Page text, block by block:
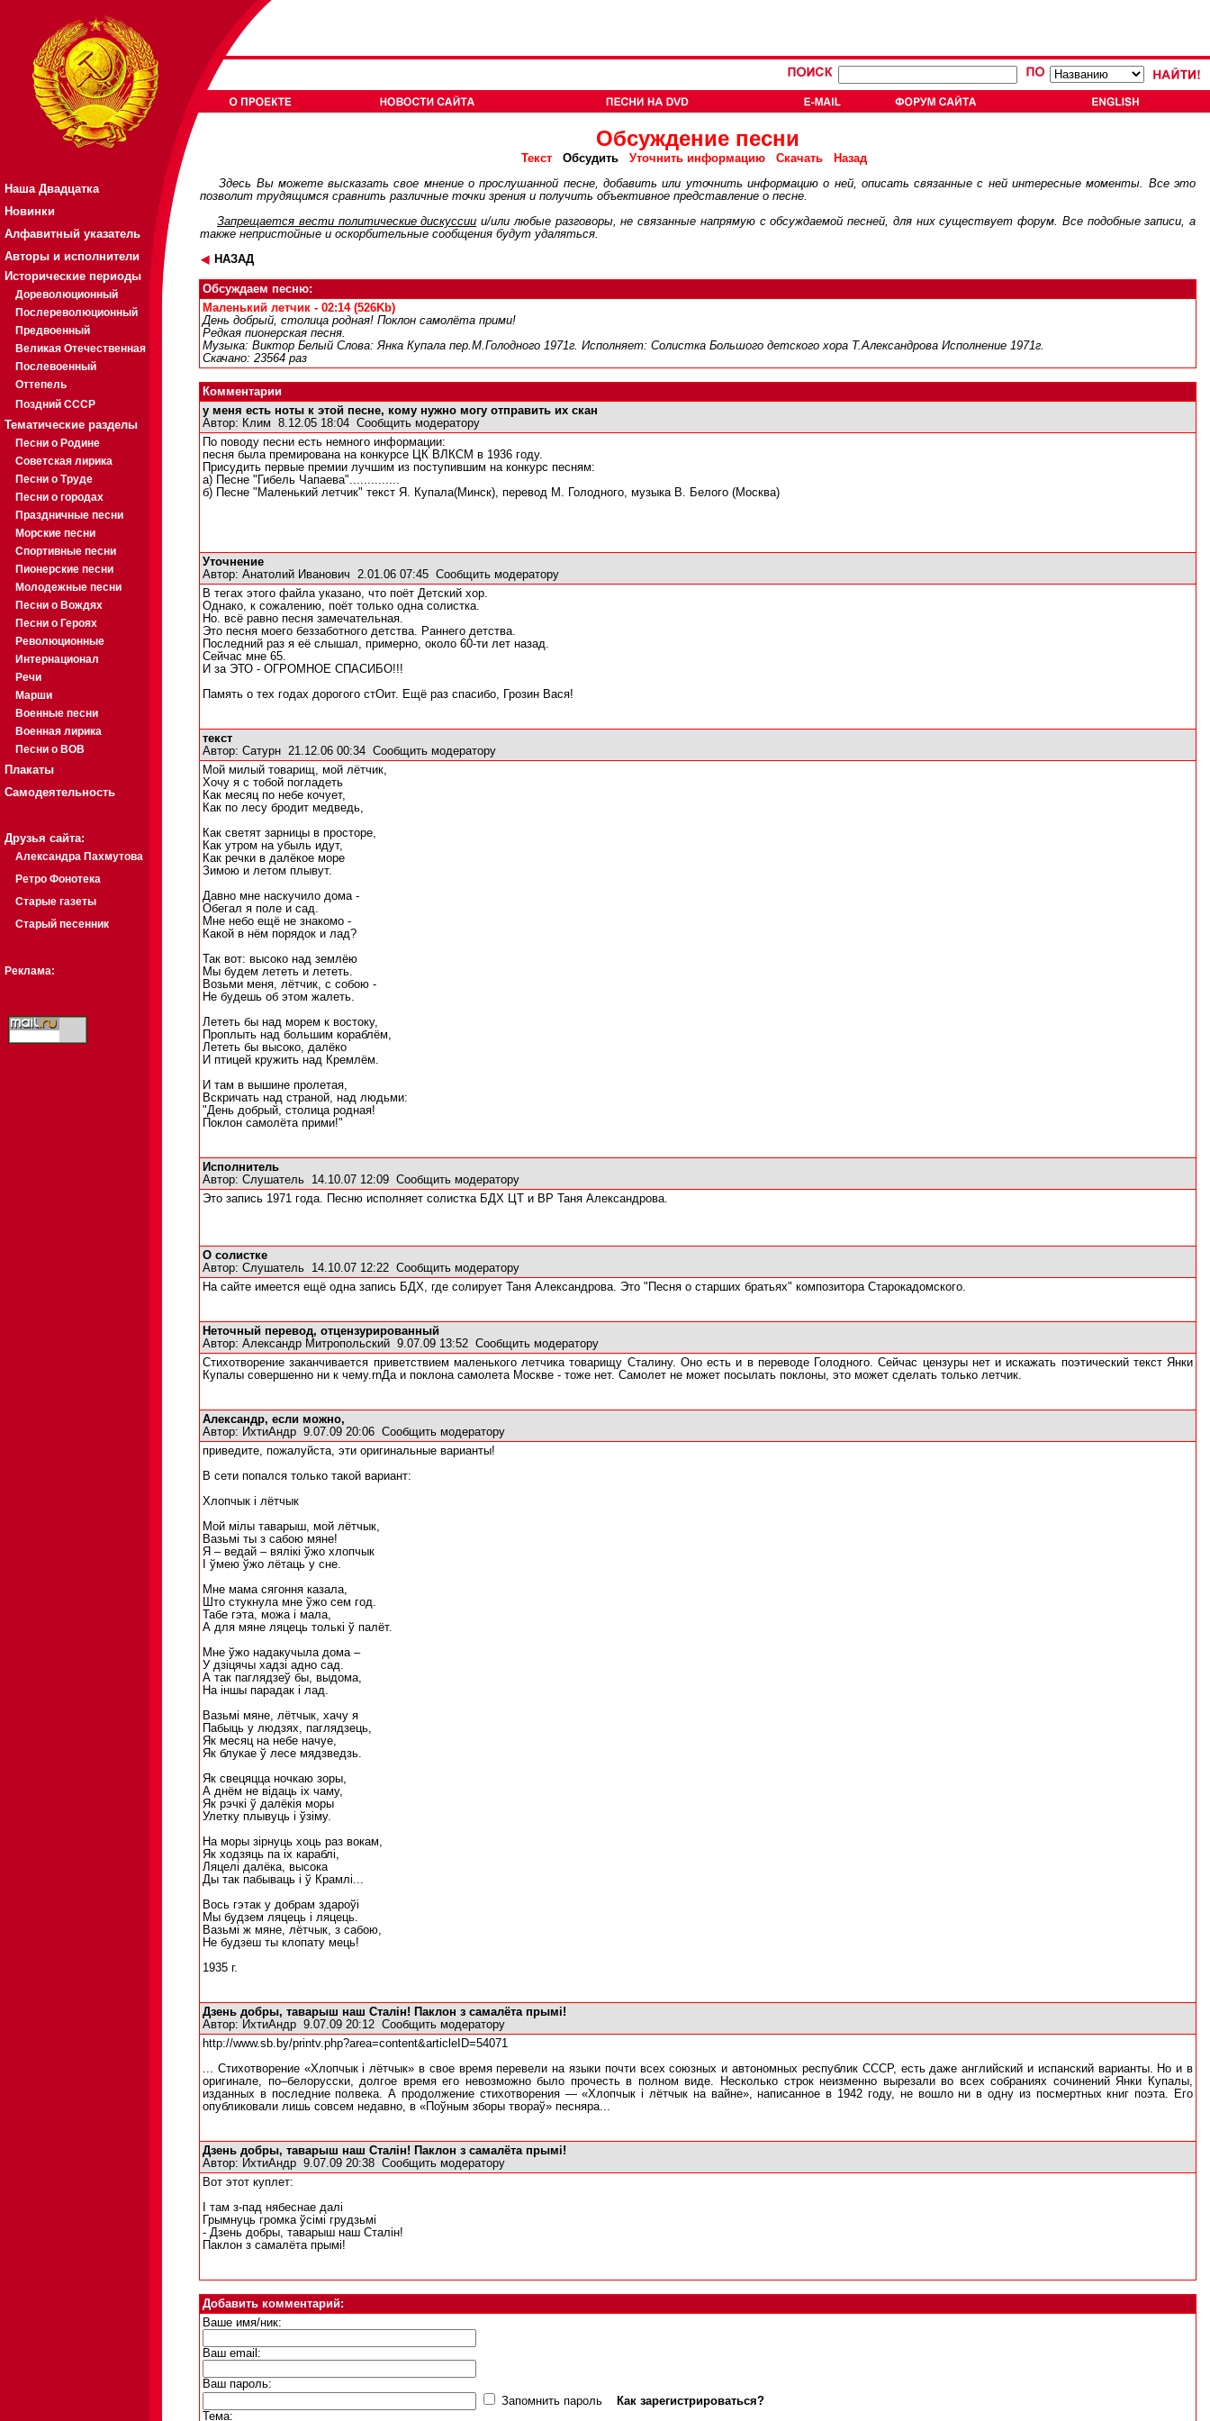
Наша Двадцатка
Новинки
Алфавитный указатель
Авторы и исполнители
Исторические периоды
Дореволюционный
Послереволюционный
Предвоенный
Великая Отечественная
Послевоенный
Оттепель
Поздний СССР
Тематические разделы
Песни о Родине
Советская лирика
Песни о Труде
Песни о городах
Праздничные песни
Морские песни
Спортивные песни
Пионерские песни
Молодежные песни
Песни о Вождях
Песни о Героях
Революционные
Интернационал
Речи
Марши
Военные песни
Военная лирика
Песни о ВОВ
Плакаты
Самодеятельность
Друзья сайта:
Александра Пахмутова
Ретро Фонотека
Старые газеты
Старый песенник
Реклама:
Обсуждение песни
Текст Обсудить Уточнить информацию Скачать
Назад
Здесь Вы можете высказать свое мнение о прослушанной песне, добавить или уточнить информацию о ней, описать связанные с ней интересные моменты. Все это
позволит трудящимся сравнить различные точки зрения и получить объективное представление о песне.
Запрещается вести политические дискуcсии и/или любые разговоры, не связанные напрямую с обсуждаемой песней, для них существует форум. Все подобные записи, а
также непристойные и оскорбительные сообщения будут удаляться.
НАЗАД
Обсуждаем песню:
Маленький летчик - 02:14 (526Kb)
День добрый, столица родная! Поклон самолёта прими!
Редкая пионерская песня.
Музыка: Виктор Белый Слова: Янка Купала пер.М.Голодного 1971г. Исполняет: Солистка Большого детского хора Т.Александрова Исполнение 1971г.
Скачано: 23564 раз
Комментарии
у меня есть ноты к этой песне, кому нужно могу отправить их скан
Автор: Клим 8.12.05 18:04 Сообщить модератору
По поводу песни есть немного информации:
песня была премирована на конкурсе ЦК ВЛКСМ в 1936 году.
Присудить первые премии лучшим из поступившим на конкурс песням:
а) Песне "Гибель Чапаева"..............
б) Песне "Маленький летчик" текст Я. Купала(Минск), перевод М. Голодного, музыка В. Белого (Москва)
Уточнение
Автор: Анатолий Иванович 2.01.06 07:45 Сообщить модератору
В тегах этого файла указано, что поёт Детский хор.
Однако, к сожалению, поёт только одна солистка.
Но. всё равно песня замечательная.
Это песня моего беззаботного детства. Раннего детства.
Последний раз я её слышал, примерно, около 60-ти лет назад.
Сейчас мне 65.
И за ЭТО - ОГРОМНОЕ СПАСИБО!!!
Память о тех годах дорогого стОит. Ещё раз спасибо, Грозин Вася!
текст
Автор: Сатурн 21.12.06 00:34 Сообщить модератору
Мой милый товарищ, мой лётчик,
Хочу я с тобой погладеть
Как месяц по небе кочует,
Как по лесу бродит медведь,
Как светят зарницы в просторе,
Как утром на убыль идут,
Как речки в далёкое море
Зимою и летом плывут.
Давно мне наскучило дома -
Обегал я поле и сад.
Мне небо ещё не знакомо -
Какой в нём порядок и лад?
Так вот: высоко над землёю
Мы будем лететь и лететь.
Возьми меня, лётчик, с собою -
Не будешь об этом жалеть.
Лететь бы над морем к востоку,
Проплыть над большим кораблём,
Лететь бы высоко, далёко
И птицей кружить над Кремлём.
И там в вышине пролетая,
Вскричать над страной, над людьми:
"День добрый, столица родная!
Поклон самолёта прими!"
Исполнитель
Автор: Слушатель 14.10.07 12:09 Сообщить модератору
Это запись 1971 года. Песню исполняет солистка БДХ ЦТ и ВР Таня Александрова.
О солистке
Автор: Слушатель 14.10.07 12:22 Сообщить модератору
На сайте имеется ещё одна запись БДХ, где солирует Таня Александрова. Это "Песня о старших братьях" композитора Старокадомского.
Неточный перевод, отцензурированный
Автор: Александр Митропольский 9.07.09 13:52 Сообщить модератору
Стихотворение заканчивается приветствием маленького летчика товарищу Сталину. Оно есть и в переводе Голодного. Сейчас цензуры нет и искажать поэтический текст Янки
Купалы совершенно ни к чему.rnДа и поклона самолета Москве - тоже нет. Самолет не может посылать поклоны, это может сделать только летчик.
Александр, если можно,
Автор: ИхтиАндр 9.07.09 20:06 Сообщить модератору
приведите, пожалуйста, эти оригинальные варианты!
В сети попался только такой вариант:
Хлопчык і лётчык
Мой мілы таварыш, мой лётчык,
Вазьмі ты з сабою мяне!
Я – ведай – вялікі ўжо хлопчык
І ўмею ўжо лётаць у сне.
Мне мама сягоння казала,
Што стукнула мне ўжо сем год.
Табе гэта, можа і мала,
А для мяне ляцець толькі ў палёт.
Мне ўжо надакучыла дома –
У дзіцячы хадзі адно сад.
А так паглядзеў бы, выдома,
На іншы парадак і лад.
Вазьмі мяне, лётчык, хачу я
Пабыць у людзях, паглядзець,
Як месяц на небе начуе,
Як блукае ў лесе мядзведзь.
Як свецяцца ночкаю зоры,
А днём не відаць іх чаму,
Як рэчкі ў далёкія моры
Улетку плывуць і ўзіму.
На моры зірнуць хоць раз вокам,
Як ходзяць па іх караблі,
Ляцелі далёка, высока
Ды так пабываць і ў Крамлі...
Вось гэтак у добрам здароўі
Мы будзем ляцець і ляцець.
Вазьмі ж мяне, лётчык, з сабою,
Не будзеш ты клопату мець!
1935 г.
Дзень добры, таварыш наш Сталiн! Паклон з самалёта прымi!
Автор: ИхтиАндр 9.07.09 20:12 Сообщить модератору
http://www.sb.by/printv.php?area=content&articleID=54071
... Стихотворение «Хлопчык i лётчык» в свое время перевели на языки почти всех союзных и автономных республик СССР, есть даже английский и испанский варианты. Но и в
оригинале, по–белорусски, долгое время его невозможно было прочесть в полном виде. Несколько строк неизменно вырезали во всех собраниях сочинений Янки Купалы,
изданных в последние полвека. А продолжение стихотворения — «Хлопчык i лётчык на вайне», написанное в 1942 году, не вошло ни в одну из посмертных книг поэта. Его
опубликовали лишь совсем недавно, в «Поўным зборы твораў» песняра...
Дзень добры, таварыш наш Сталiн! Паклон з самалёта прымi!
Автор: ИхтиАндр 9.07.09 20:38 Сообщить модератору
Вот этот куплет:
І там з-пад нябеснае далі
Грымнуць громка ўсімі грудзьмі
- Дзень добры, таварыш наш Сталін!
Паклон з самалёта прымі!
Добавить комментарий:
Ваше имя/ник:
Ваш email:
Ваш пароль:
Запомнить пароль
Как зарегистрироваться?
Тема: